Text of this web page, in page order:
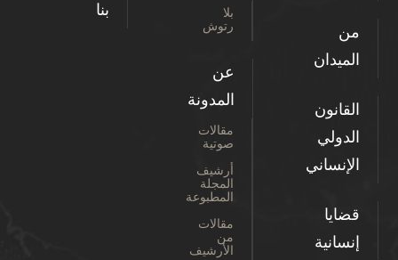
من
الميدان
القانون
الدولي
الإنساني
قضايا
إنسانية
بلا
رتوش
عن
المدونة
مقالات
صوتية
أرشيف
المجلة
المطبوعة
مقالات
من
الأرشيف
بنا